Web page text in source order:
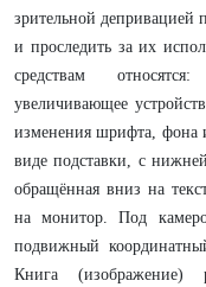
зрительной депривацией
и проследить за их
средствам
увеличивающее
изменения шрифта, фона
виде подставки, с
обращённая вниз на
на монитор. Под
подвижный
Книга (изображение)